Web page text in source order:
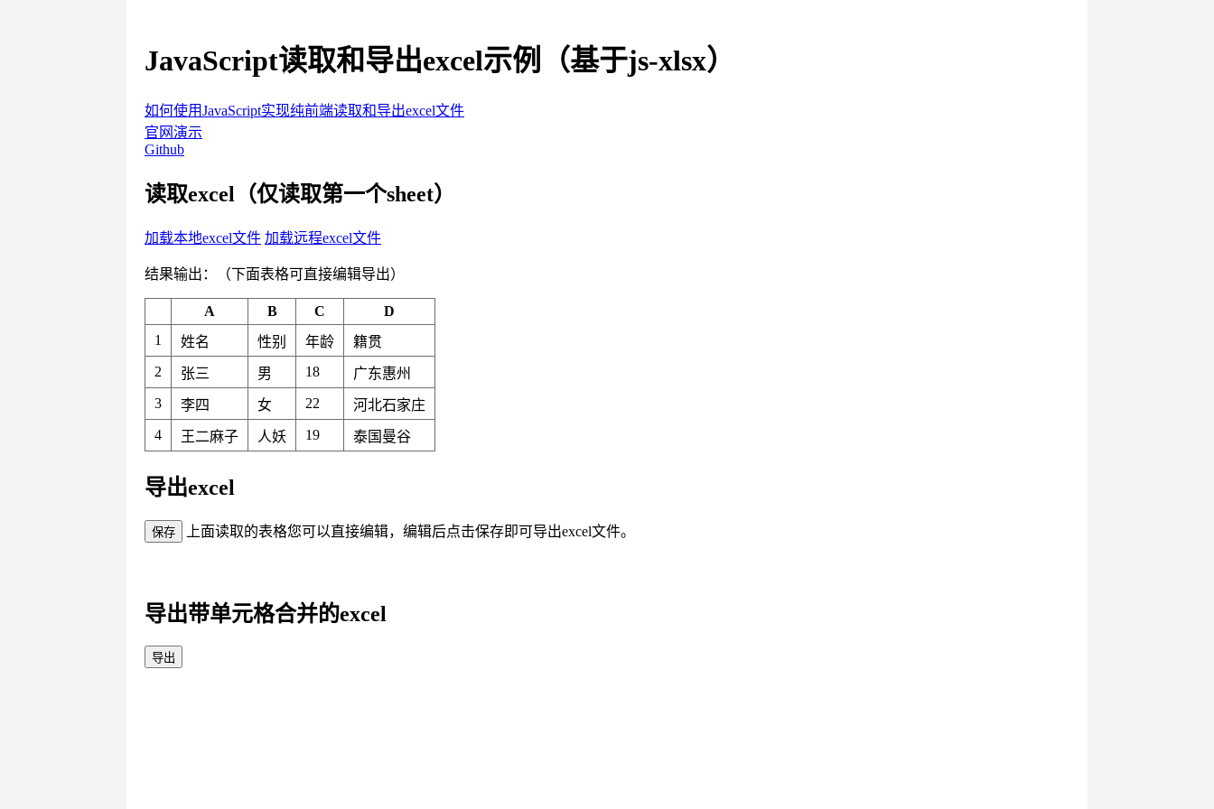
JavaScript读取和导出excel示例（基于js-xlsx）
如何使用JavaScript实现纯前端读取和导出excel文件
官网演示
Github
读取excel（仅读取第一个sheet）
加载本地excel文件 加载远程excel文件
结果输出：（下面表格可直接编辑导出）
A B C
D
1
姓名 性别 年龄
籍贯
2
张三 男 18
广东惠州
3
李四 女 22
河北石家庄
4
王二麻子 人妖 19 泰国曼谷
导出excel
上面读取的表格您可以直接编辑，编辑后点击保存即可导出excel文件。
导出带单元格合并的excel